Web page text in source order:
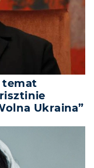
temat
Ukraina”